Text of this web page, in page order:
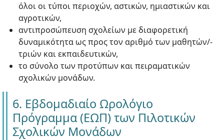
όλοι οι τύποι περιοχών, αστικών, ημιαστικών και
αγροτικών,
αντιπροσώπευση σχολείων με διαφορετική
δυναμικότητα ως προς τον αριθμό των μαθητών/-
τριών και εκπαιδευτικών,
το σύνολο των προτύπων και πειραματικών
σχολικών μονάδων.
6. Εβδομαδιαίο Ωρολόγιο
Πρόγραμμα (ΕΩΠ) των Πιλοτικών
Σχολικών Μονάδων